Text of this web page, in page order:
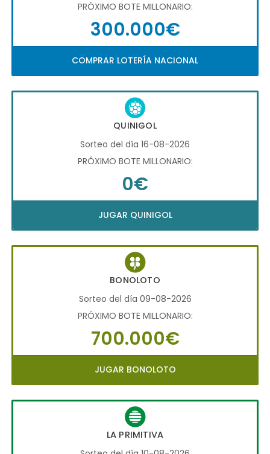
PRÓXIMO BOTE MILLONARIO:
300.000€
COMPRAR LOTERÍA NACIONAL
QUINIGOL
Sorteo del día 16-08-2026
PRÓXIMO BOTE MILLONARIO:
0€
JUGAR QUINIGOL
BONOLOTO
Sorteo del día 09-08-2026
PRÓXIMO BOTE MILLONARIO:
700.000€
JUGAR BONOLOTO
LA PRIMITIVA